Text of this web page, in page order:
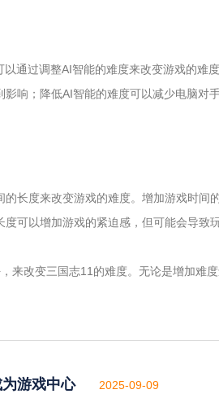
通过调整AI智能的难度来改变游戏的难
响；降低AI智能的难度可以减少电脑对
长度来改变游戏的难度。增加游戏时间
可以增加游戏的紧迫感，但可能会导致
来改变三国志11的难度。无论是增加难
游戏中心 2025-09-09